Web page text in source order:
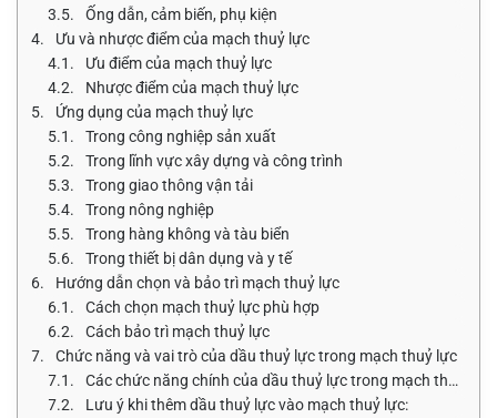
Ống dẫn, cảm biến, phụ kiện
Ưu và nhược điểm của mạch thuỷ lực
Ưu điểm của mạch thuỷ lực
Nhược điểm của mạch thuỷ lực
Ứng dụng của mạch thuỷ lực
Trong công nghiệp sản xuất
Trong lĩnh vực xây dựng và công trình
Trong giao thông vận tải
Trong nông nghiệp
Trong hàng không và tàu biển
Trong thiết bị dân dụng và y tế
Hướng dẫn chọn và bảo trì mạch thuỷ lực
Cách chọn mạch thuỷ lực phù hợp
Cách bảo trì mạch thuỷ lực
Chức năng và vai trò của dầu thuỷ lực trong mạch thuỷ lực
Các chức năng chính của dầu thuỷ lực trong mạch thuỷ lực bao gồm:
Lưu ý khi thêm dầu thuỷ lực vào mạch thuỷ lực: